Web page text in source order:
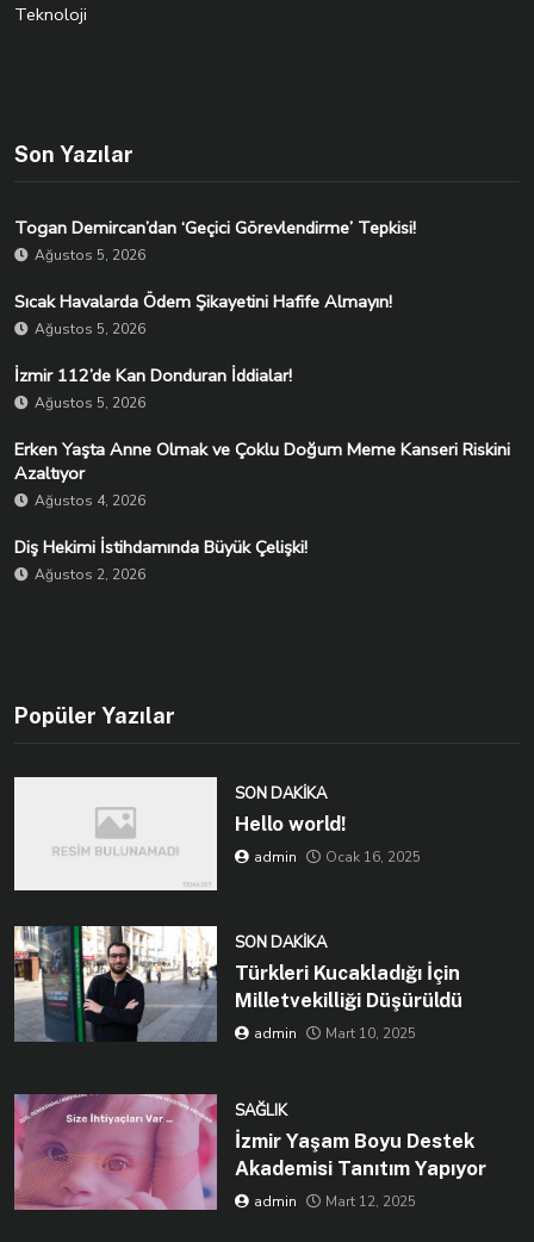
Teknoloji
Son Yazılar
Togan Demircan’dan ‘Geçici Görevlendirme’ Tepkisi!
Ağustos 5, 2026
Sıcak Havalarda Ödem Şikayetini Hafife Almayın!
Ağustos 5, 2026
İzmir 112’de Kan Donduran İddialar!
Ağustos 5, 2026
Erken Yaşta Anne Olmak ve Çoklu Doğum Meme Kanseri Riskini
Azaltıyor
Ağustos 4, 2026
Diş Hekimi İstihdamında Büyük Çelişki!
Ağustos 2, 2026
Popüler Yazılar
SON DAKIKA
Hello world!
admin Ocak 16, 2025
SON DAKIKA
Türkleri Kucakladığı İçin
Milletvekilliği Düşürüldü
admin Mart 10, 2025
SAĞLIK
İzmir Yaşam Boyu Destek
Akademisi Tanıtım Yapıyor
admin Mart 12, 2025